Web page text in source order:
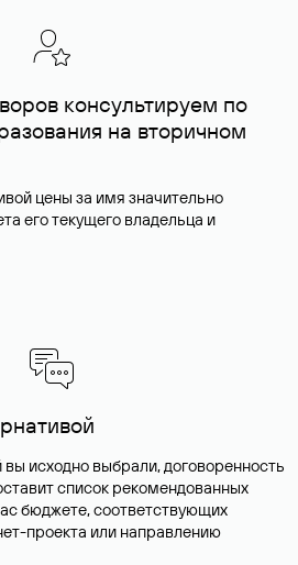
консультируем по
на вторичном
цены за имя значительно
его текущего владельца и
исходно выбрали, договоренность
список рекомендованных
бюджете, соответствующих
проекта или направлению